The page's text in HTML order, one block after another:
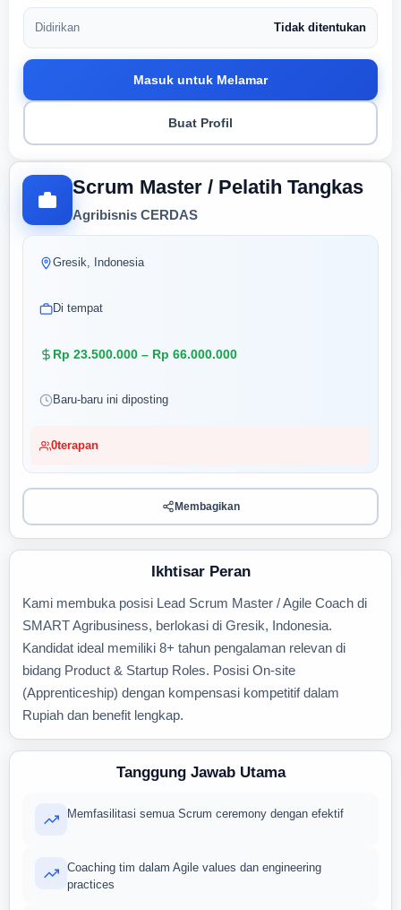
Scrum Master / Pelatih Tangkas
Agribisnis CERDAS
Gresik, Indonesia
Di tempat
Rp 23.500.000 – Rp 66.000.000
Baru-baru ini diposting
0terapan
Membagikan
Ikhtisar Peran
Kami membuka posisi Lead Scrum Master / Agile Coach di
SMART Agribusiness, berlokasi di Gresik, Indonesia.
Kandidat ideal memiliki 8+ tahun pengalaman relevan di
bidang Product & Startup Roles. Posisi On-site
(Apprenticeship) dengan kompensasi kompetitif dalam
Rupiah dan benefit lengkap.
Tanggung Jawab Utama
Memfasilitasi semua Scrum ceremony dengan efektif
Coaching tim dalam Agile values dan engineering
practices
Didirikan Tidak ditentukan
Masuk untuk Melamar
Buat Profil